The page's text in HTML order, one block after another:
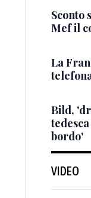
Sconto
Mef il
La
Bild,
bordo'
VIDEO